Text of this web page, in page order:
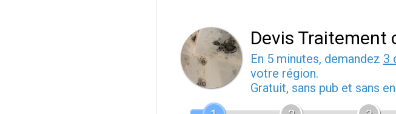
Devis
En 5 minutes, demandez 3
votre région.
Gratuit, sans pub et sans